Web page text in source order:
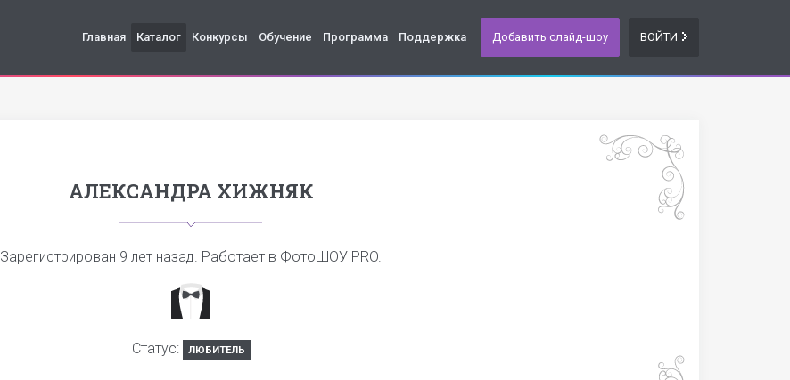
Главная Каталог Конкурсы Обучение Программа Поддержка Добавить слайд-шоу ВОЙТИ
АЛЕКСАНДРА ХИЖНЯК
Зарегистрирован 9 лет назад. Работает в ФотоШОУ PRO.
Статус: ЛЮБИТЕЛЬ